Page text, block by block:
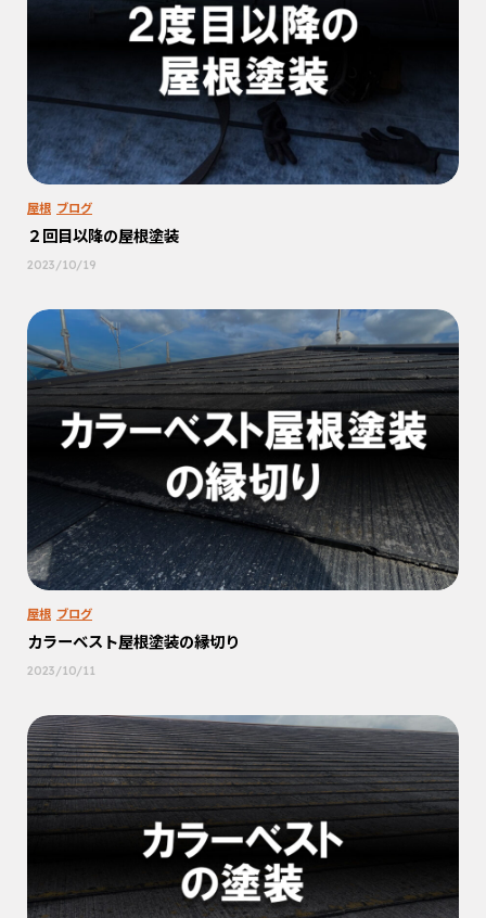
屋根 ブログ
２回目以降の屋根塗装
2023/10/19
屋根 ブログ
カラーベスト屋根塗装の縁切り
2023/10/11